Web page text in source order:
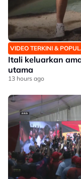
VIDEO TERKINI &
Itali keluarkan
utama
13 hours ago